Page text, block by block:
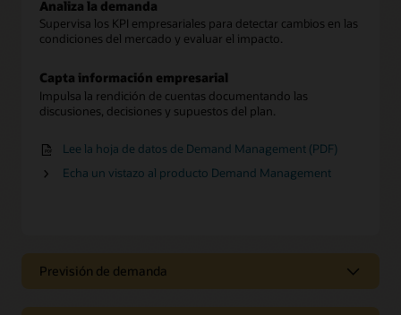
Analiza la demanda
Supervisa los KPI empresariales para detectar cambios en las
condiciones del mercado y evaluar el impacto.
Capta información empresarial
Impulsa la rendición de cuentas documentando las
discusiones, decisiones y supuestos del plan.
Lee la hoja de datos de Demand Management (PDF)
Echa un vistazo al producto Demand Management
Previsión de demanda